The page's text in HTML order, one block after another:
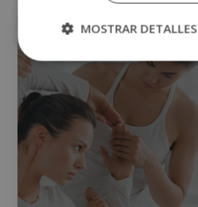
MOSTRAR DETALLES